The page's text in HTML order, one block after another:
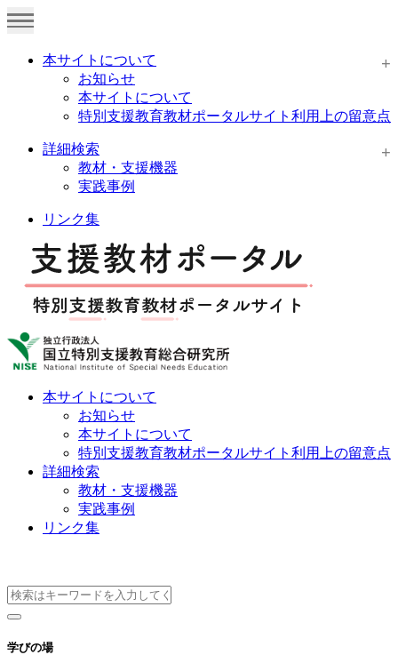
本サイトについて
お知らせ
本サイトについて
特別支援教育教材ポータルサイト利用上の留意点
詳細検索
教材・支援機器
実践事例
リンク集
本サイトについて
お知らせ
本サイトについて
特別支援教育教材ポータルサイト利用上の留意点
詳細検索
教材・支援機器
実践事例
リンク集
学びの場